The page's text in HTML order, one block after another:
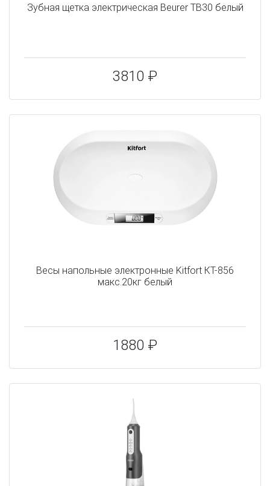
Зубная щетка электрическая Beurer TB30 белый
3810 ₽
Весы напольные электронные Kitfort КТ-856
макс.20кг белый
1880 ₽